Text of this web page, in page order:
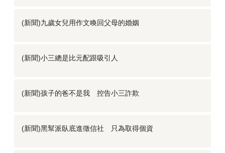
(新聞)九歲女兒用作文喚回父母的婚姻
(新聞)小三總是比元配跟吸引人
(新聞)孩子的爸不是我 控告小三詐欺
(新聞)黑幫派臥底進徵信社 只為取得個資